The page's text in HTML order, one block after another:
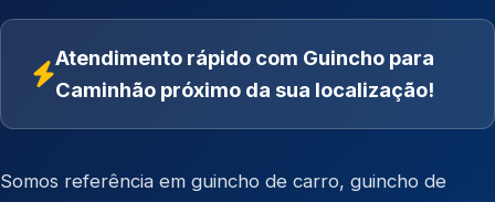
Atendimento rápido com Guincho para
Caminhão próximo da sua localização!
Somos referência em guincho de carro, guincho de